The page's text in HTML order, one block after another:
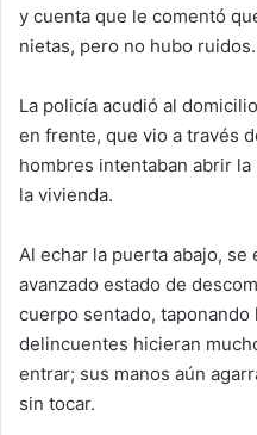
y cuenta que le comentó
nietas, pero no hubo ruidos.
La policía acudió al
en frente, que vio a través
hombres intentaban abrir
la vivienda.
Al echar la puerta abajo, se
avanzado estado de
cuerpo sentado,
delincuentes hicieran
entrar; sus manos aún
sin tocar.